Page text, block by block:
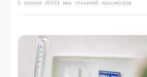
5 апреля 20261 мин чтения65 просмотров